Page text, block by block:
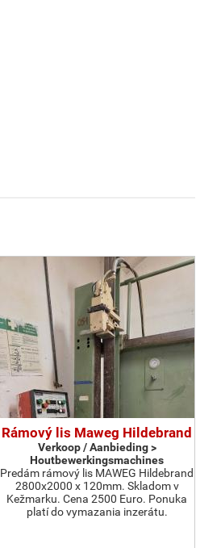
Rámový lis Maweg Hildebrand
Verkoop / Aanbieding >
Houtbewerkingsmachines
Predám rámový lis MAWEG Hildebrand
2800x2000 x 120mm. Skladom v
Kežmarku. Cena 2500 Euro. Ponuka
platí do vymazania inzerátu.